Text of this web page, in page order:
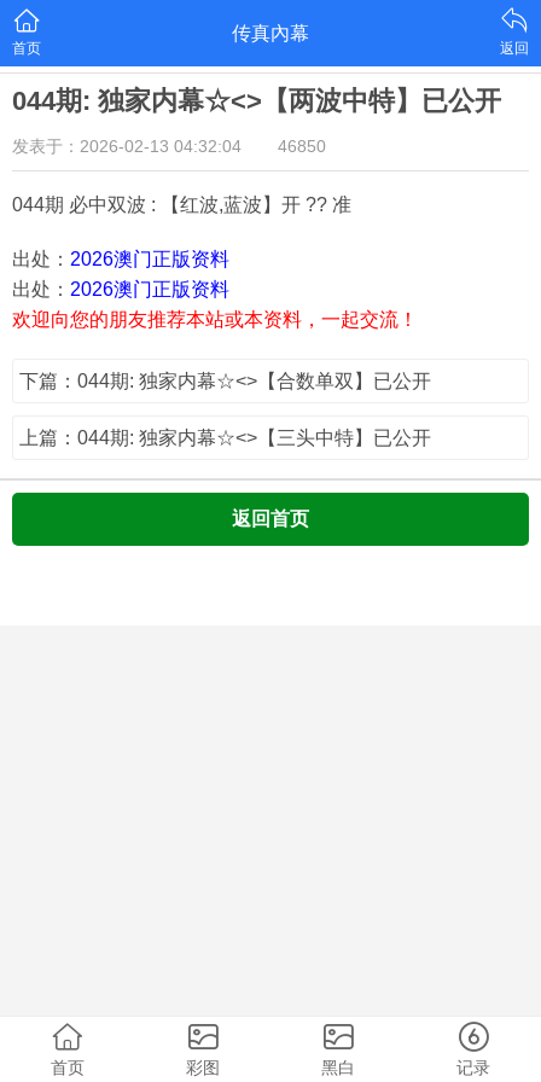
首页
传真內幕
返回
044期: 独家内幕☆<>【两波中特】已公开
发表于：2026-02-13 04:32:04 46850
044期 必中双波 : 【红波,蓝波】开 ?? 准
出处： 2026澳门正版资料
出处： 2026澳门正版资料
欢迎向您的朋友推荐本站或本资料，一起交流！
下篇：044期: 独家内幕☆<>【合数单双】已公开
上篇：044期: 独家内幕☆<>【三头中特】已公开
返回首页
首页 彩图 黑白 记录